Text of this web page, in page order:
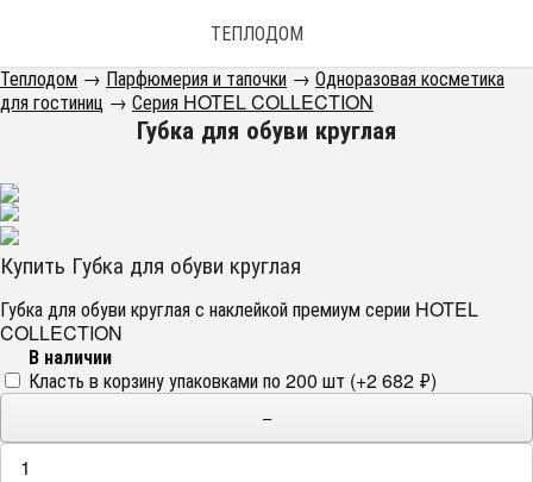
ТЕПЛОДОМ
Теплодом → Парфюмерия и тапочки → Одноразовая косметика
для гостиниц → Серия HOTEL COLLECTION
Губка для обуви круглая
Купить Губка для обуви круглая
Губка для обуви круглая с наклейкой премиум серии HOTEL
COLLECTION
В наличии
Класть в корзину упаковками по 200 шт (+2 682 ₽)
−